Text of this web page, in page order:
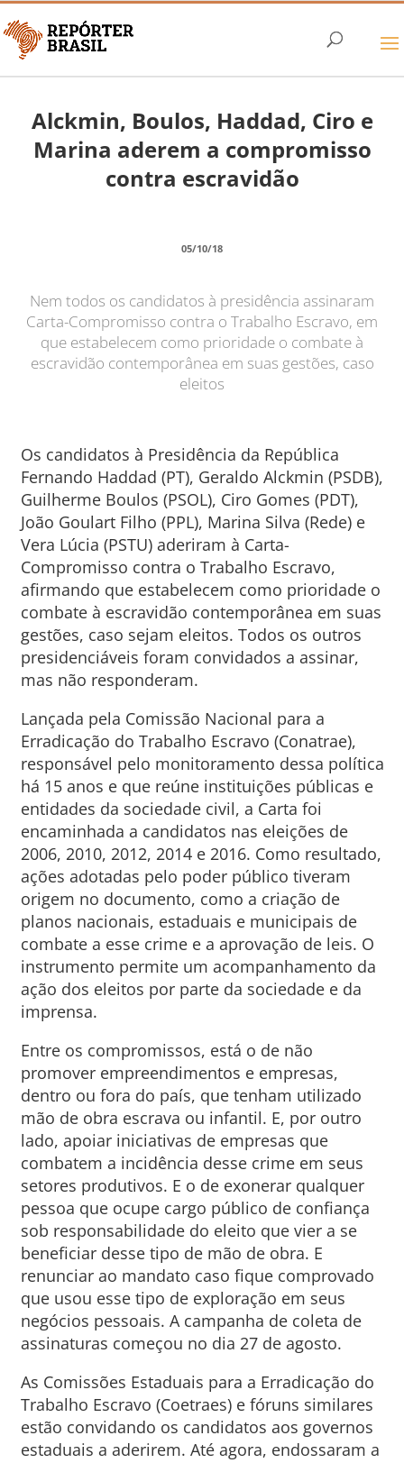
Alckmin, Boulos, Haddad, Ciro e
Marina aderem a compromisso
contra escravidão
05/10/18
Nem todos os candidatos à presidência assinaram
Carta-Compromisso contra o Trabalho Escravo, em
que estabelecem como prioridade o combate à
escravidão contemporânea em suas gestões, caso
eleitos
Os candidatos à Presidência da República
Fernando Haddad (PT), Geraldo Alckmin (PSDB),
Guilherme Boulos (PSOL), Ciro Gomes (PDT),
João Goulart Filho (PPL), Marina Silva (Rede) e
Vera Lúcia (PSTU) aderiram à Carta-
Compromisso contra o Trabalho Escravo,
afirmando que estabelecem como prioridade o
combate à escravidão contemporânea em suas
gestões, caso sejam eleitos. Todos os outros
presidenciáveis foram convidados a assinar,
mas não responderam.
Lançada pela Comissão Nacional para a
Erradicação do Trabalho Escravo (Conatrae),
responsável pelo monitoramento dessa política
há 15 anos e que reúne instituições públicas e
entidades da sociedade civil, a Carta foi
encaminhada a candidatos nas eleições de
2006, 2010, 2012, 2014 e 2016. Como resultado,
ações adotadas pelo poder público tiveram
origem no documento, como a criação de
planos nacionais, estaduais e municipais de
combate a esse crime e a aprovação de leis. O
instrumento permite um acompanhamento da
ação dos eleitos por parte da sociedade e da
imprensa.
Entre os compromissos, está o de não
promover empreendimentos e empresas,
dentro ou fora do país, que tenham utilizado
mão de obra escrava ou infantil. E, por outro
lado, apoiar iniciativas de empresas que
combatem a incidência desse crime em seus
setores produtivos. E o de exonerar qualquer
pessoa que ocupe cargo público de confiança
sob responsabilidade do eleito que vier a se
beneficiar desse tipo de mão de obra. E
renunciar ao mandato caso fique comprovado
que usou esse tipo de exploração em seus
negócios pessoais. A campanha de coleta de
assinaturas começou no dia 27 de agosto.
As Comissões Estaduais para a Erradicação do
Trabalho Escravo (Coetraes) e fóruns similares
estão convidando os candidatos aos governos
estaduais a aderirem. Até agora, endossaram a